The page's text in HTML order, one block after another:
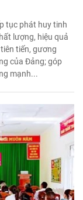
tục phát huy tinh
lượng, hiệu quả
tiến, gương
của Đảng; góp
mạnh...